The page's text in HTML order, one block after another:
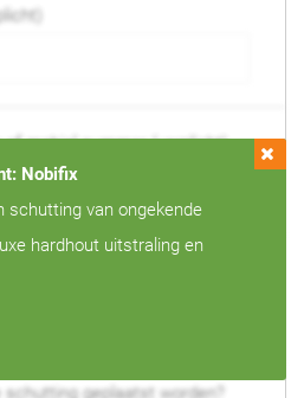
of mobiel nummer (verplicht)
schutting geplaatst worden?
Nobifix
schutting van ongekende
hardhout uitstraling en